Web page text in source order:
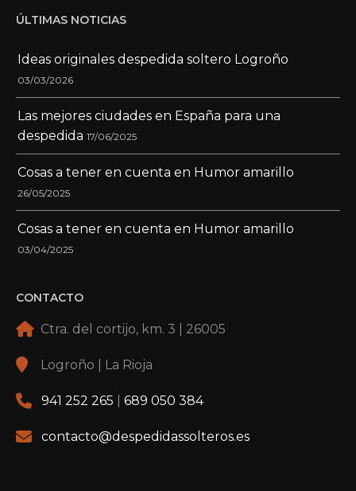
ÚLTIMAS NOTICIAS
Ideas originales despedida soltero Logroño
03/03/2026
Las mejores ciudades en España para una
despedida 17/06/2025
Cosas a tener en cuenta en Humor amarillo
26/05/2025
Cosas a tener en cuenta en Humor amarillo
03/04/2025
CONTACTO
Ctra. del cortijo, km. 3 | 26005
Logroño | La Rioja
941 252 265 689 050 384
contacto@despedidassolteros.es